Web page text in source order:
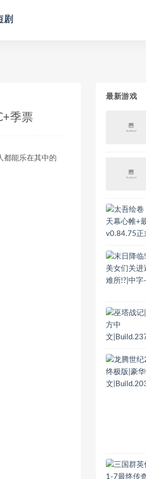
剧
季票
都能乐在其中的
最新游戏